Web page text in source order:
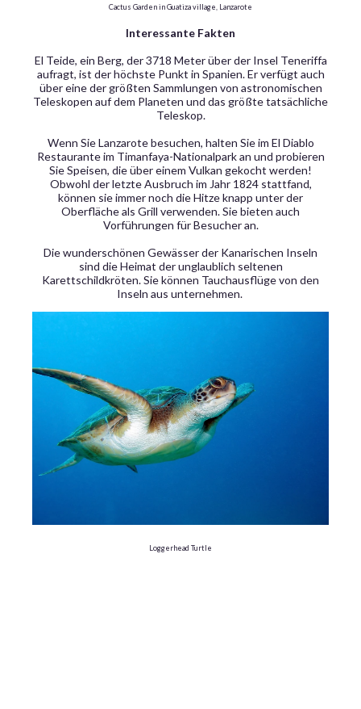
Cactus Garden in Guatiza village, Lanzarote
Interessante Fakten
El Teide, ein Berg, der 3718 Meter über der Insel Teneriffa
aufragt, ist der höchste Punkt in Spanien. Er verfügt auch
über eine der größten Sammlungen von astronomischen
Teleskopen auf dem Planeten und das größte tatsächliche
Teleskop.
Wenn Sie Lanzarote besuchen, halten Sie im El Diablo
Restaurante im Timanfaya-Nationalpark an und probieren
Sie Speisen, die über einem Vulkan gekocht werden!
Obwohl der letzte Ausbruch im Jahr 1824 stattfand,
können sie immer noch die Hitze knapp unter der
Oberfläche als Grill verwenden. Sie bieten auch
Vorführungen für Besucher an.
Die wunderschönen Gewässer der Kanarischen Inseln
sind die Heimat der unglaublich seltenen
Karettschildkröten. Sie können Tauchausflüge von den
Inseln aus unternehmen.
Loggerhead Turtle